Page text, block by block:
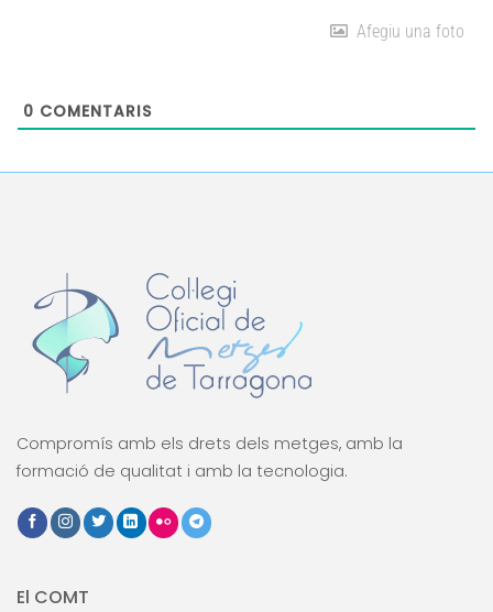
Afegiu una foto
0 COMENTARIS
Compromís amb els drets dels metges, amb la
formació de qualitat i amb la tecnologia.
El COMT